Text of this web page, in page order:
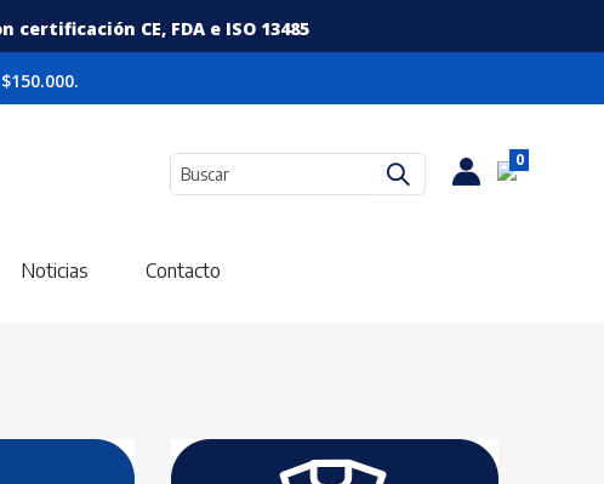
certificación CE, FDA e ISO 13485
0
Noticias Contacto